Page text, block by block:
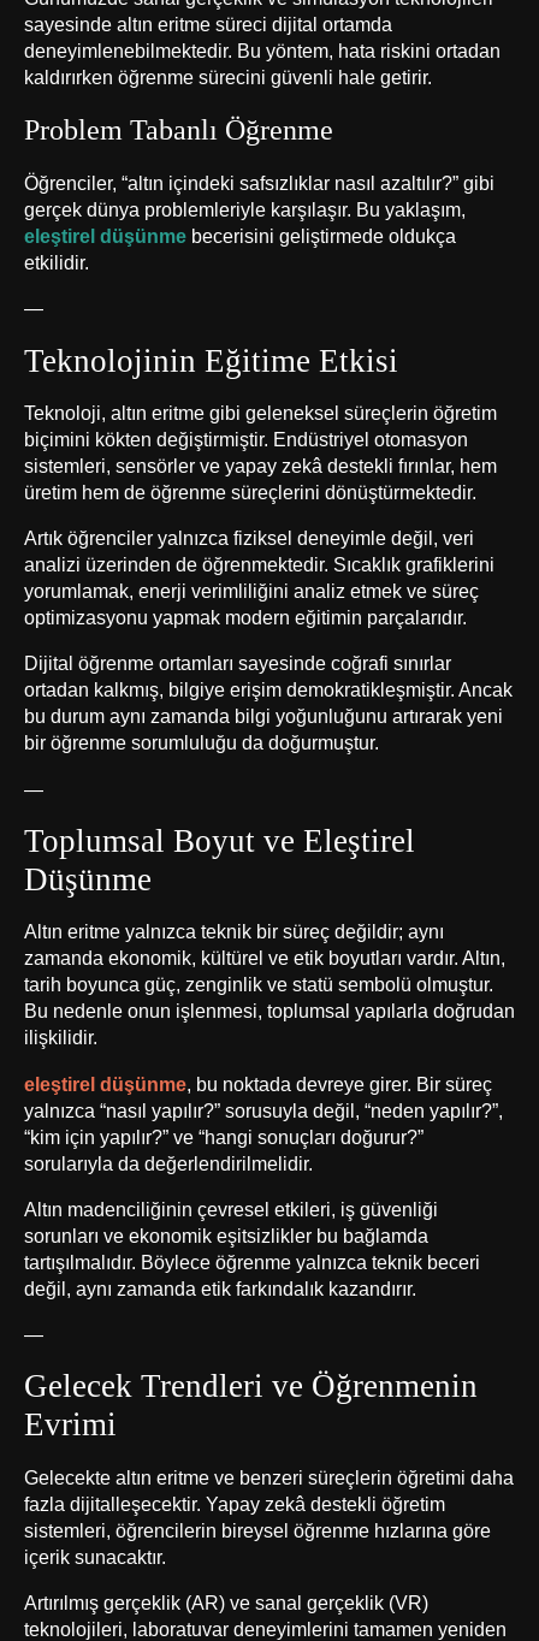
sayesinde altın eritme süreci dijital ortamda
deneyimlenebilmektedir. Bu yöntem, hata riskini ortadan
kaldırırken öğrenme sürecini güvenli hale getirir.
Problem Tabanlı Öğrenme
Öğrenciler, “altın içindeki safsızlıklar nasıl azaltılır?” gibi
gerçek dünya problemleriyle karşılaşır. Bu yaklaşım,
eleştirel düşünme becerisini geliştirmede oldukça
etkilidir.
—
Teknolojinin Eğitime Etkisi
Teknoloji, altın eritme gibi geleneksel süreçlerin öğretim
biçimini kökten değiştirmiştir. Endüstriyel otomasyon
sistemleri, sensörler ve yapay zekâ destekli fırınlar, hem
üretim hem de öğrenme süreçlerini dönüştürmektedir.
Artık öğrenciler yalnızca fiziksel deneyimle değil, veri
analizi üzerinden de öğrenmektedir. Sıcaklık grafiklerini
yorumlamak, enerji verimliliğini analiz etmek ve süreç
optimizasyonu yapmak modern eğitimin parçalarıdır.
Dijital öğrenme ortamları sayesinde coğrafi sınırlar
ortadan kalkmış, bilgiye erişim demokratikleşmiştir. Ancak
bu durum aynı zamanda bilgi yoğunluğunu artırarak yeni
bir öğrenme sorumluluğu da doğurmuştur.
—
Toplumsal Boyut ve Eleştirel
Düşünme
Altın eritme yalnızca teknik bir süreç değildir; aynı
zamanda ekonomik, kültürel ve etik boyutları vardır. Altın,
tarih boyunca güç, zenginlik ve statü sembolü olmuştur.
Bu nedenle onun işlenmesi, toplumsal yapılarla doğrudan
ilişkilidir.
eleştirel düşünme , bu noktada devreye girer. Bir süreç
yalnızca “nasıl yapılır?” sorusuyla değil, “neden yapılır?”,
“kim için yapılır?” ve “hangi sonuçları doğurur?”
sorularıyla da değerlendirilmelidir.
Altın madenciliğinin çevresel etkileri, iş güvenliği
sorunları ve ekonomik eşitsizlikler bu bağlamda
tartışılmalıdır. Böylece öğrenme yalnızca teknik beceri
değil, aynı zamanda etik farkındalık kazandırır.
—
Gelecek Trendleri ve Öğrenmenin
Evrimi
Gelecekte altın eritme ve benzeri süreçlerin öğretimi daha
fazla dijitalleşecektir. Yapay zekâ destekli öğretim
sistemleri, öğrencilerin bireysel öğrenme hızlarına göre
içerik sunacaktır.
Artırılmış gerçeklik (AR) ve sanal gerçeklik (VR)
teknolojileri, laboratuvar deneyimlerini tamamen yeniden